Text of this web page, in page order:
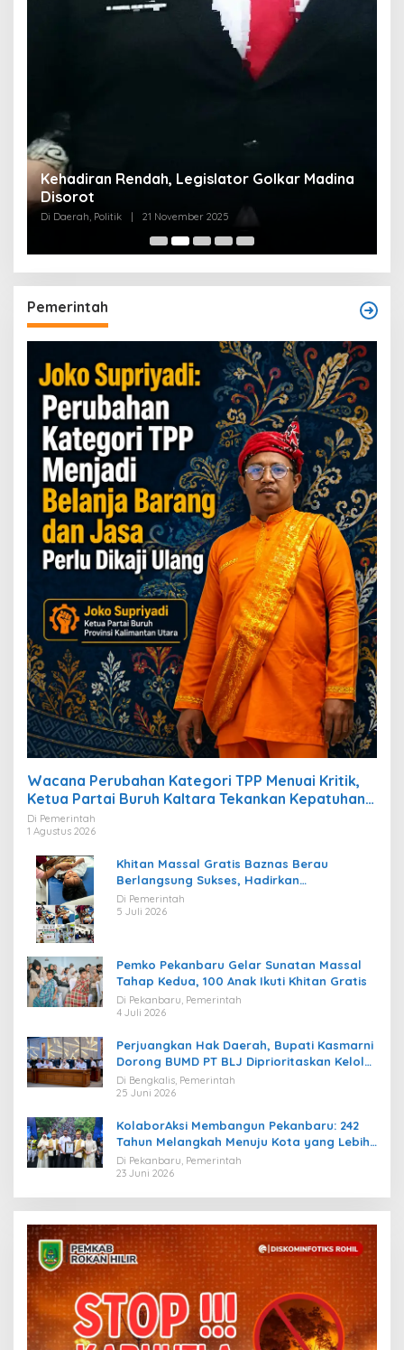
Kehadiran Rendah, Legislator Golkar Madina
Disorot
Di Daerah, Politik | 21 November 2025
Pemerintah
Wacana Perubahan Kategori TPP Menuai Kritik,
Ketua Partai Buruh Kaltara Tekankan Kepatuhan
Regulasi
Di Pemerintah
1 Agustus 2026
Khitan Massal Gratis Baznas Berau
Berlangsung Sukses, Hadirkan
Kebahagiaan bagi Puluhan Anak
Di Pemerintah
5 Juli 2026
Pemko Pekanbaru Gelar Sunatan Massal
Tahap Kedua, 100 Anak Ikuti Khitan Gratis
Di Pekanbaru, Pemerintah
4 Juli 2026
Perjuangkan Hak Daerah, Bupati Kasmarni
Dorong BUMD PT BLJ Diprioritaskan Kelola
Migas
Di Bengkalis, Pemerintah
25 Juni 2026
KolaborAksi Membangun Pekanbaru: 242
Tahun Melangkah Menuju Kota yang Lebih
Maju
Di Pekanbaru, Pemerintah
23 Juni 2026